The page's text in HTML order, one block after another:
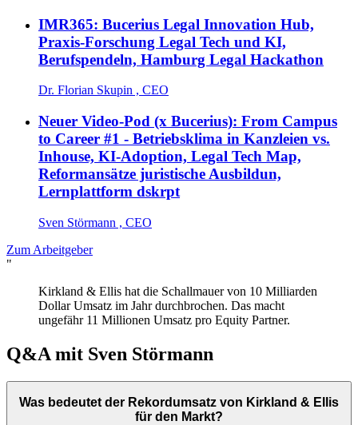
IMR365: Bucerius Legal Innovation Hub,
Praxis-Forschung Legal Tech und KI,
Berufspendeln, Hamburg Legal Hackathon
Dr. Florian Skupin , CEO
Neuer Video-Pod (x Bucerius): From Campus
to Career #1 - Betriebsklima in Kanzleien vs.
Inhouse, KI-Adoption, Legal Tech Map,
Reformansätze juristische Ausbildun,
Lernplattform dskrpt
Sven Störmann , CEO
Zum Arbeitgeber
"
Kirkland & Ellis hat die Schallmauer von 10 Milliarden
Dollar Umsatz im Jahr durchbrochen. Das macht
ungefähr 11 Millionen Umsatz pro Equity Partner.
Q&A mit Sven Störmann
Was bedeutet der Rekordumsatz von Kirkland & Ellis
für den Markt?